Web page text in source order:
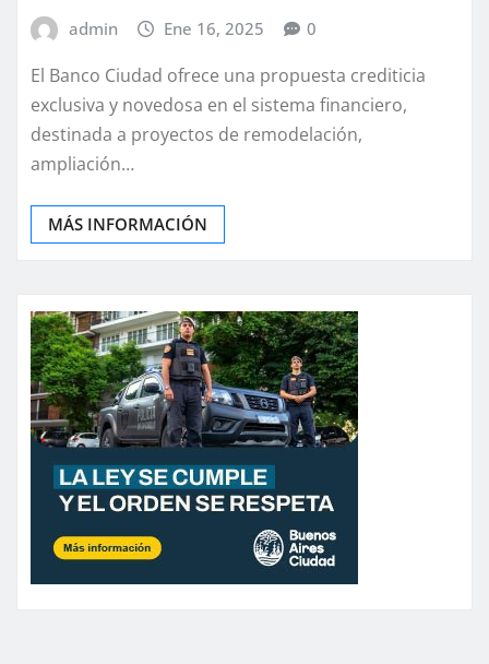
admin Ene 16, 2025 0
El Banco Ciudad ofrece una propuesta crediticia
exclusiva y novedosa en el sistema financiero,
destinada a proyectos de remodelación,
ampliación…
MÁS INFORMACIÓN